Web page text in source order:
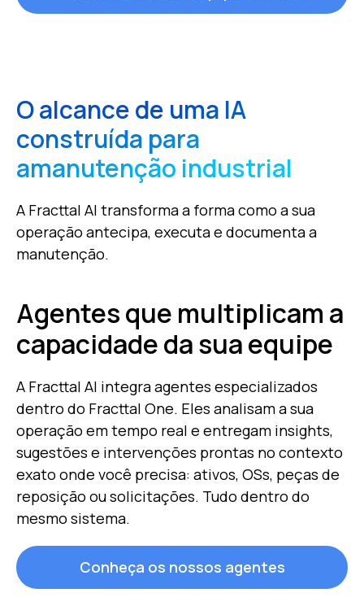
O alcance de uma IA
construída para
amanutenção industrial
A Fracttal AI transforma a forma como a sua
operação antecipa, executa e documenta a
manutenção.
Agentes que multiplicam a
capacidade da sua equipe
A Fracttal AI integra agentes especializados
dentro do Fracttal One. Eles analisam a sua
operação em tempo real e entregam insights,
sugestões e intervenções prontas no contexto
exato onde você precisa: ativos, OSs, peças de
reposição ou solicitações. Tudo dentro do
mesmo sistema.
Conheça os nossos agentes